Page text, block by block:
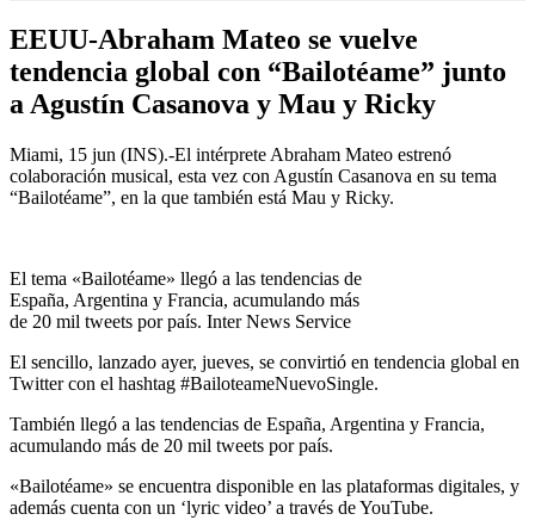
EEUU-Abraham Mateo se vuelve
tendencia global con “Bailotéame” junto
a Agustín Casanova y Mau y Ricky
Miami, 15 jun (INS).-El intérprete Abraham Mateo estrenó
colaboración musical, esta vez con Agustín Casanova en su tema
“Bailotéame”, en la que también está Mau y Ricky.
El tema «Bailotéame» llegó a las tendencias de
España, Argentina y Francia, acumulando más
de 20 mil tweets por país. Inter News Service
El sencillo, lanzado ayer, jueves, se convirtió en tendencia global en
Twitter con el hashtag #BailoteameNuevoSingle.
También llegó a las tendencias de España, Argentina y Francia,
acumulando más de 20 mil tweets por país.
«Bailotéame» se encuentra disponible en las plataformas digitales, y
además cuenta con un ‘lyric video’ a través de YouTube.